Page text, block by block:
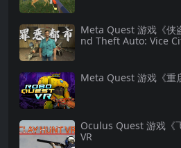
Meta Quest 游戏《侠
nd Theft Auto: Vice
Meta Quest 游戏《重
Oculus Quest 游戏《
VR